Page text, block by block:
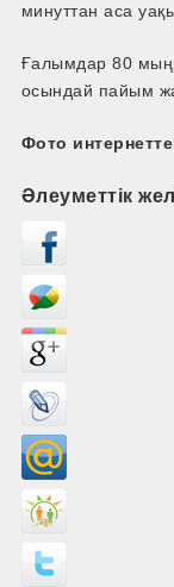
минуттан аса
Ғалымдар 80
осындай пайым
Фото
Әлеуметтік